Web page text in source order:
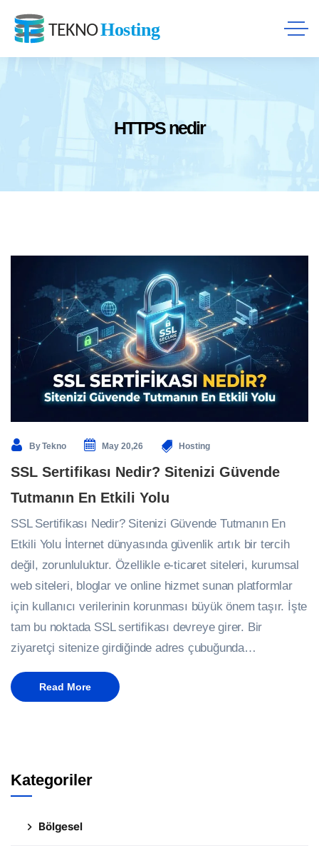
HTTPS nedir
ByTekno May 20,26 Hosting
SSL Sertifikası Nedir? Sitenizi Güvende
Tutmanın En Etkili Yolu
SSL Sertifikası Nedir? Sitenizi Güvende Tutmanın En
Etkili Yolu İnternet dünyasında güvenlik artık bir tercih
değil, zorunluluktur. Özellikle e-ticaret siteleri, kurumsal
web siteleri, bloglar ve online hizmet sunan platformlar
için kullanıcı verilerinin korunması büyük önem taşır. İşte
tam bu noktada SSL sertifikası devreye girer. Bir
ziyaretçi sitenize girdiğinde adres çubuğunda…
Read More
Kategoriler
Bölgesel